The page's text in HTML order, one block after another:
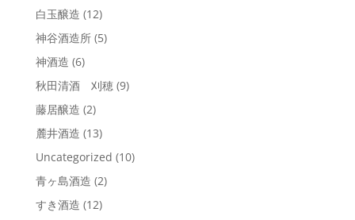
白玉醸造 (12)
神谷酒造所 (5)
神酒造 (6)
秋田清酒 刈穂 (9)
藤居醸造 (2)
麓井酒造 (13)
Uncategorized (10)
青ヶ島酒造 (2)
すき酒造 (12)